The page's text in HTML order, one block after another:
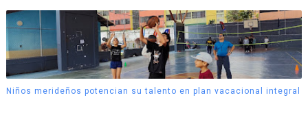
Niños merideños potencian su talento en plan vacacional integral